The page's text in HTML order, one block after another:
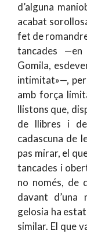
d’alguna
acabat
fet de
tancades —en
Gomila,
intimitat»—,
amb força
llistons que,
de llibres i
cadascuna de
pas mirar, el
tancades i
no només, de
davant d’una
gelosia ha
similar. El que